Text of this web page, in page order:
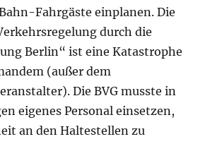
Fahrgäste einplanen. Die
durch die
Berlin“ ist eine Katastrophe
(außer dem
Die BVG musste in
eigenes Personal einsetzen,
an den Haltestellen zu